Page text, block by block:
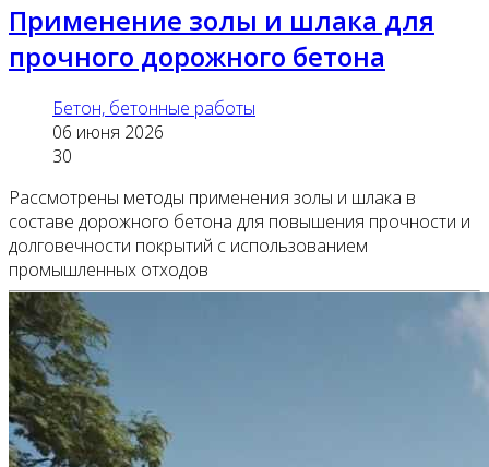
Применение золы и шлака для
прочного дорожного бетона
Бетон, бетонные работы
06 июня 2026
30
Рассмотрены методы применения золы и шлака в
составе дорожного бетона для повышения прочности и
долговечности покрытий с использованием
промышленных отходов